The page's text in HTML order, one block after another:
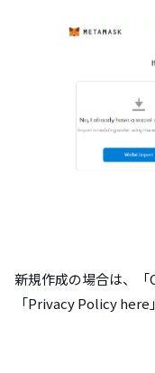
新規作成の場合は、
「Privacy Policy here